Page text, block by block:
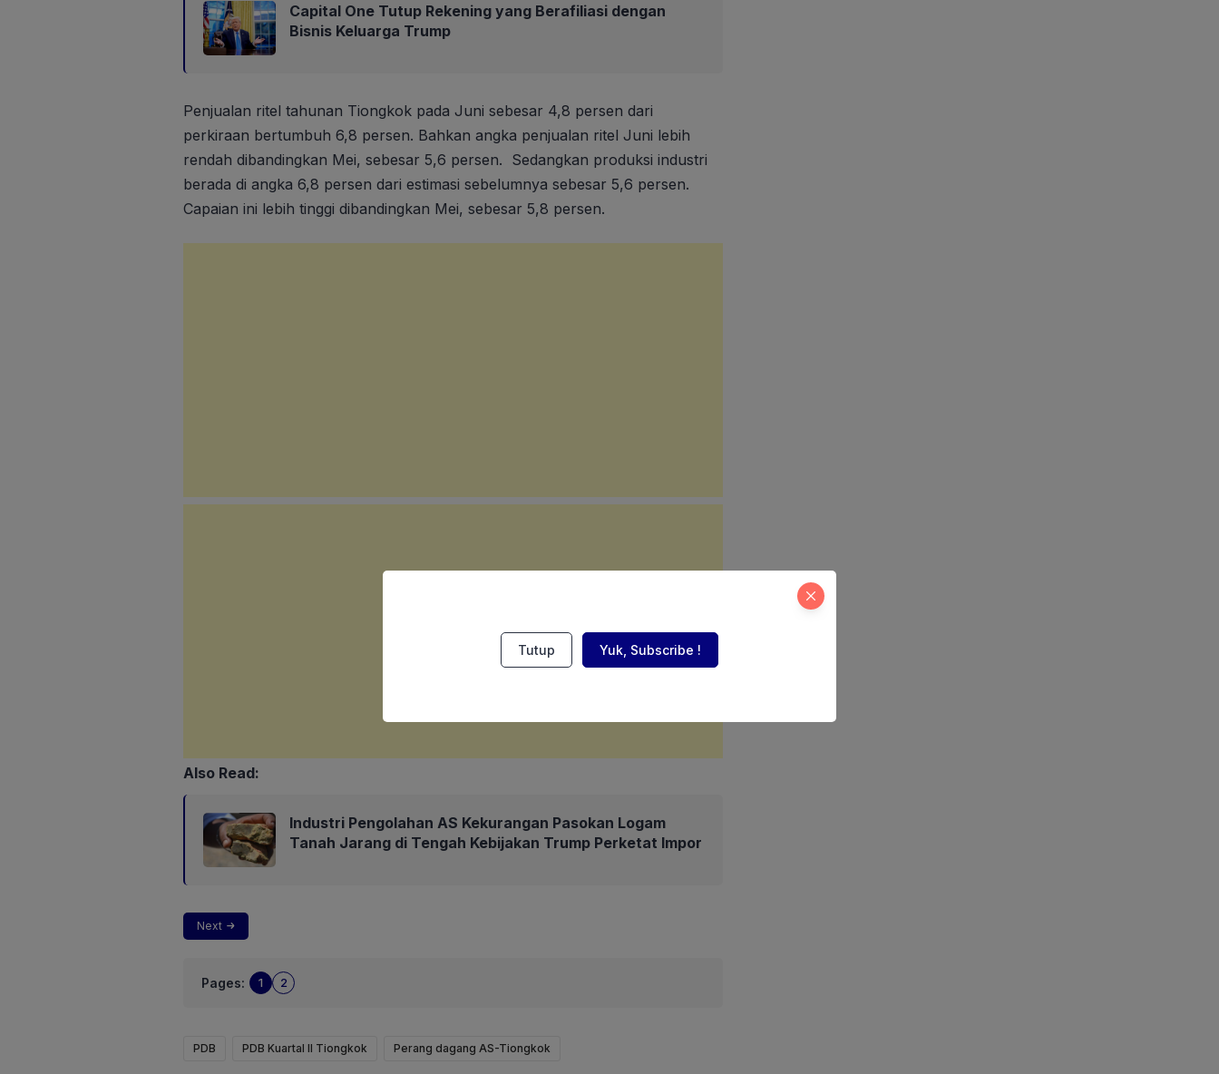
Capital One Tutup Rekening yang Berafiliasi dengan
Bisnis Keluarga Trump
Penjualan ritel tahunan Tiongkok pada Juni sebesar 4,8 persen dari
perkiraan bertumbuh 6,8 persen. Bahkan angka penjualan ritel Juni lebih
rendah dibandingkan Mei, sebesar 5,6 persen. Sedangkan produksi industri
berada di angka 6,8 persen dari estimasi sebelumnya sebesar 5,6 persen.
Capaian ini lebih tinggi dibandingkan Mei, sebesar 5,8 persen.
Also Read:
Industri Pengolahan AS Kekurangan Pasokan Logam
Tanah Jarang di Tengah Kebijakan Trump Perketat Impor
Next
Pages: 1 2
PDB PDB Kuartal II Tiongkok Perang dagang AS-Tiongkok
Tutup Yuk, Subscribe !